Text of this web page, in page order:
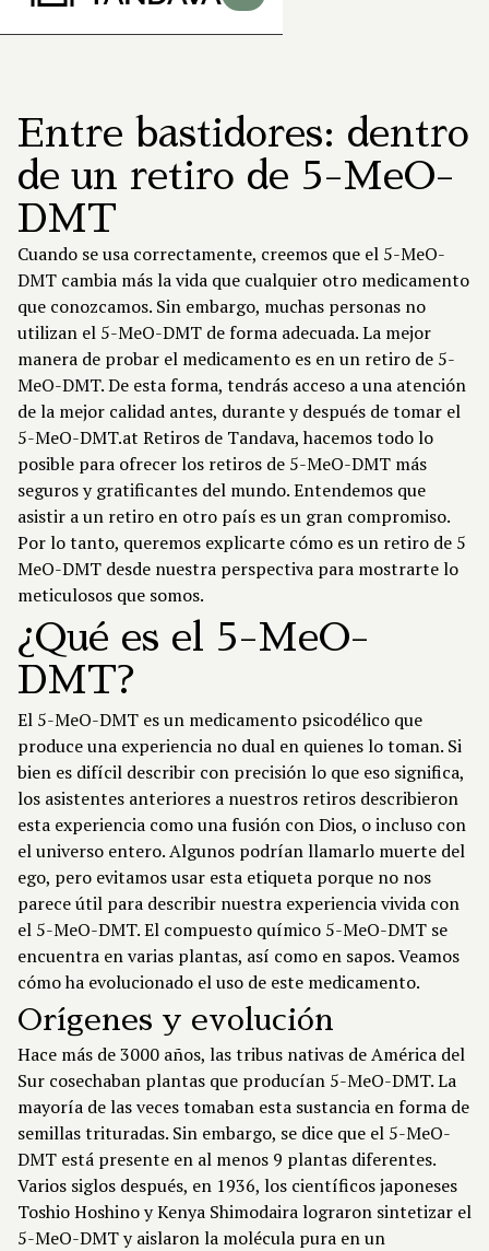
Entre bastidores: dentro
de un retiro de 5-MeO-
DMT
Cuando se usa correctamente, creemos que el 5-MeO-
DMT cambia más la vida que cualquier otro medicamento
que conozcamos. Sin embargo, muchas personas no
utilizan el 5-MeO-DMT de forma adecuada. La mejor
manera de probar el medicamento es en un retiro de 5-
MeO-DMT. De esta forma, tendrás acceso a una atención
de la mejor calidad antes, durante y después de tomar el
5-MeO-DMT.at Retiros de Tandava, hacemos todo lo
posible para ofrecer los retiros de 5-MeO-DMT más
seguros y gratificantes del mundo. Entendemos que
asistir a un retiro en otro país es un gran compromiso.
Por lo tanto, queremos explicarte cómo es un retiro de 5
MeO-DMT desde nuestra perspectiva para mostrarte lo
meticulosos que somos.
¿Qué es el 5-MeO-
DMT?
El 5-MeO-DMT es un medicamento psicodélico que
produce una experiencia no dual en quienes lo toman. Si
bien es difícil describir con precisión lo que eso significa,
los asistentes anteriores a nuestros retiros describieron
esta experiencia como una fusión con Dios, o incluso con
el universo entero. Algunos podrían llamarlo muerte del
ego, pero evitamos usar esta etiqueta porque no nos
parece útil para describir nuestra experiencia vivida con
el 5-MeO-DMT. El compuesto químico 5-MeO-DMT se
encuentra en varias plantas, así como en sapos. Veamos
cómo ha evolucionado el uso de este medicamento.
Orígenes y evolución
Hace más de 3000 años, las tribus nativas de América del
Sur cosechaban plantas que producían 5-MeO-DMT. La
mayoría de las veces tomaban esta sustancia en forma de
semillas trituradas. Sin embargo, se dice que el 5-MeO-
DMT está presente en al menos 9 plantas diferentes.
Varios siglos después, en 1936, los científicos japoneses
Toshio Hoshino y Kenya Shimodaira lograron sintetizar el
5-MeO-DMT y aislaron la molécula pura en un